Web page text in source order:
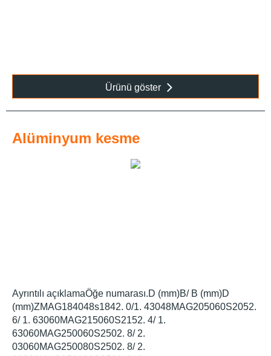
Ürünü göster
Alüminyum kesme
Ayrıntılı açıklamaÖğe numarası.D (mm)B/ B (mm)D
(mm)ZMAG184048s1842. 0/1. 43048MAG205060S2052.
6/ 1. 63060MAG215060S2152. 4/ 1.
63060MAG250060S2502. 8/ 2.
03060MAG250080S2502. 8/ 2.